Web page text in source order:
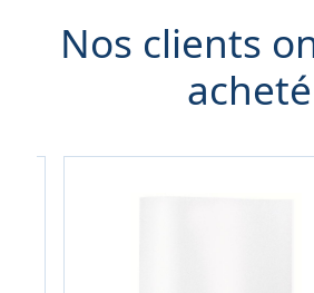
Nos clients
acheté